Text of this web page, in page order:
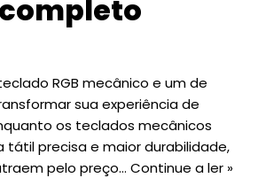
RGB mecânico e um de
sua experiência de
os teclados mecânicos
precisa e maior durabilidade,
pelo preço… Continue a ler »